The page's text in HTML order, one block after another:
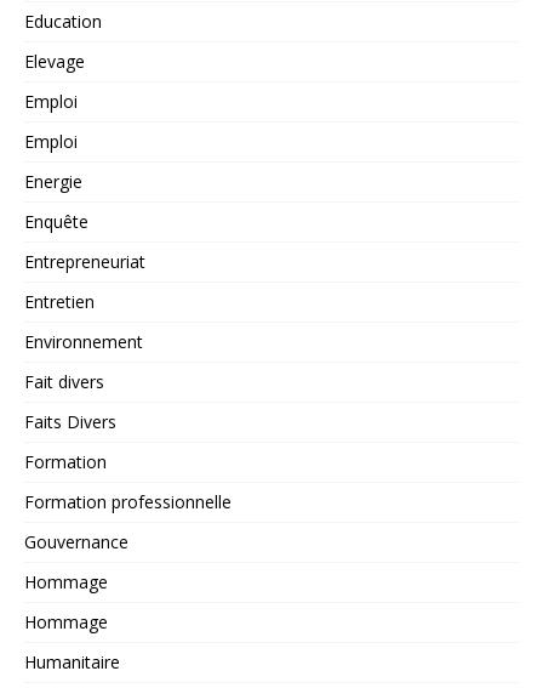
Education
Elevage
Emploi
Emploi
Energie
Enquête
Entrepreneuriat
Entretien
Environnement
Fait divers
Faits Divers
Formation
Formation professionnelle
Gouvernance
Hommage
Hommage
Humanitaire